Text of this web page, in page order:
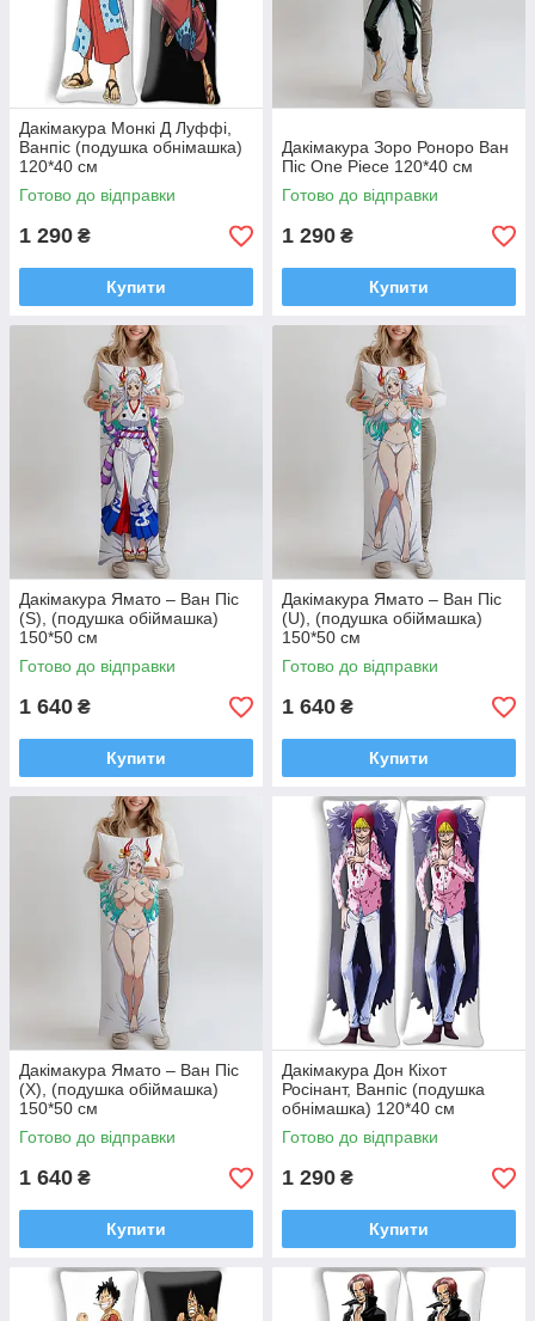
Дакімакура Монкі Д Луффі,
Ванпіс (подушка обнімашка)
120*40 см
Готово до відправки
1 290 ₴
Купити
Дакімакура Зоро Роноро Ван
Піс One Piece 120*40 см
Готово до відправки
1 290 ₴
Купити
Дакімакура Ямато – Ван Піс
(S), (подушка обіймашка)
150*50 см
Готово до відправки
1 640 ₴
Купити
Дакімакура Ямато – Ван Піс
(U), (подушка обіймашка)
150*50 см
Готово до відправки
1 640 ₴
Купити
Дакімакура Ямато – Ван Піс
(X), (подушка обіймашка)
150*50 см
Готово до відправки
1 640 ₴
Купити
Дакімакура Дон Кіхот
Росінант, Ванпіс (подушка
обнімашка) 120*40 см
Готово до відправки
1 290 ₴
Купити